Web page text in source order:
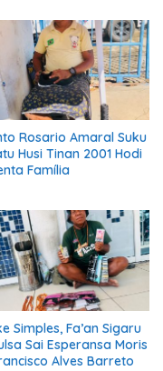
Rosario Amaral Suku
Husi Tinan 2001 Hodi
Família
Simples, Fa’an Sigaru
Sai Esperansa Moris
Alves Barreto